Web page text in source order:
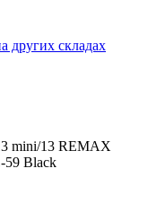
других складах
mini/13 REMAX
59 Black